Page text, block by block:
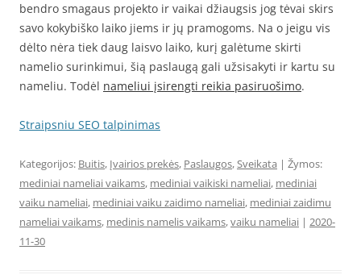
bendro smagaus projekto ir vaikai džiaugsis jog tėvai skirs
savo kokybiško laiko jiems ir jų pramogoms. Na o jeigu vis
dėlto nėra tiek daug laisvo laiko, kurį galėtume skirti
namelio s­urinkimui, šią paslaugą gali užsisakyti ir kartu su
nameliu. Todėl nameliui įsirengti reikia pasiruošimo.
Straipsniu SEO talpinimas
Kategorijos: Buitis, Įvairios prekės, Paslaugos,Sveikata | Žymos:
mediniai nameliai vaikams, mediniai vaikiski nameliai, mediniai
vaiku nameliai, mediniai vaiku zaidimo nameliai, mediniai zaidimu
nameliai vaikams, medinis namelis vaikams,vaiku nameliai | 2020-
11-30